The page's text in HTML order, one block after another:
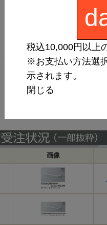
画像
税込10,000円以上
※お支払い方法選
示されます。
閉じる